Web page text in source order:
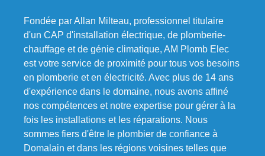
Fondée par Allan Milteau, professionnel titulaire
d'un CAP d'installation électrique, de plomberie-
chauffage et de génie climatique, AM Plomb Elec
est votre service de proximité pour tous vos besoins
en plomberie et en électricité. Avec plus de 14 ans
d'expérience dans le domaine, nous avons affiné
nos compétences et notre expertise pour gérer à la
fois les installations et les réparations. Nous
sommes fiers d'être le plombier de confiance à
Domalain et dans les régions voisines telles que